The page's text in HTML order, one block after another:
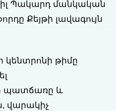
Պակարդ մանկական
Քեյթի լավագույն
թիմը
պատճառը և
վարակիչ